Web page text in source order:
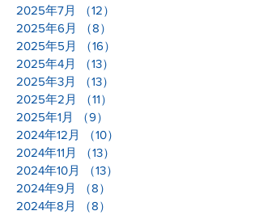
2025年7月
（12）
2025年6月
（8）
2025年5月
（16）
2025年4月
（13）
2025年3月
（13）
2025年2月
（11）
2025年1月
（9）
2024年12月
（10）
2024年11月
（13）
2024年10月
（13）
2024年9月
（8）
2024年8月
（8）